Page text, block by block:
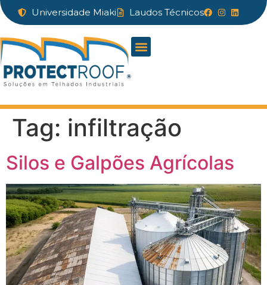
Universidade Miaki Laudos Técnicos
Tag: infiltração
Silos e Galpões Agrícolas